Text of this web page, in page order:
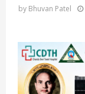
by Bhuvan Patel